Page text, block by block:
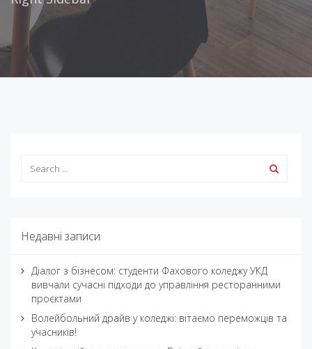
Недавні записи
Діалог з бізнесом: студенти Фахового коледжу УКД
вивчали сучасні підходи до управління ресторанними
проєктами
Волейбольний драйв у коледжі: вітаємо переможців та
учасників!